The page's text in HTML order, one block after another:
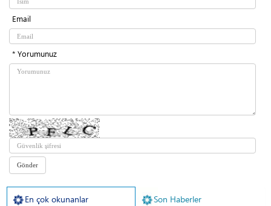
Email
* Yorumunuz
En çok okunanlar Son Haberler